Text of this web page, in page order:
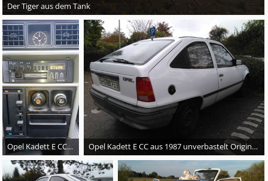
Der Tiger aus dem Tank
Opel Kadett E CC aus 1987 unverbastelt Originalzustand mit H-Kennzeichen selten 75 PS Opel Kadett E CC aus 1987 unverbastelt Originalzustand mit H-Kennzeichen selten 75 PS